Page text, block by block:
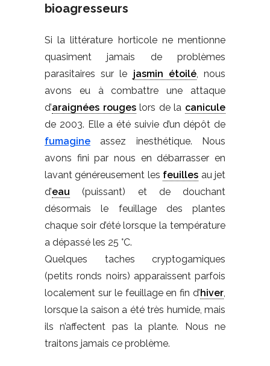
bioagresseurs
Si la littérature horticole ne mentionne
quasiment jamais de problèmes
parasitaires sur le jasmin étoilé, nous
avons eu à combattre une attaque
d’araignées rougeslors de la canicule
de 2003. Elle a été suivie d’un dépôt de
fumagine assez inesthétique. Nous
avons fini par nous en débarrasser en
lavant généreusement les feuilles au jet
d’eau (puissant) et de douchant
désormais le feuillage des plantes
chaque soir d’été lorsque la température
a dépassé les 25 °C.
Quelques taches cryptogamiques
(petits ronds noirs) apparaissent parfois
localement sur le feuillage en fin d’hiver,
lorsque la saison a été très humide, mais
ils n’affectent pas la plante. Nous ne
traitons jamais ce problème.